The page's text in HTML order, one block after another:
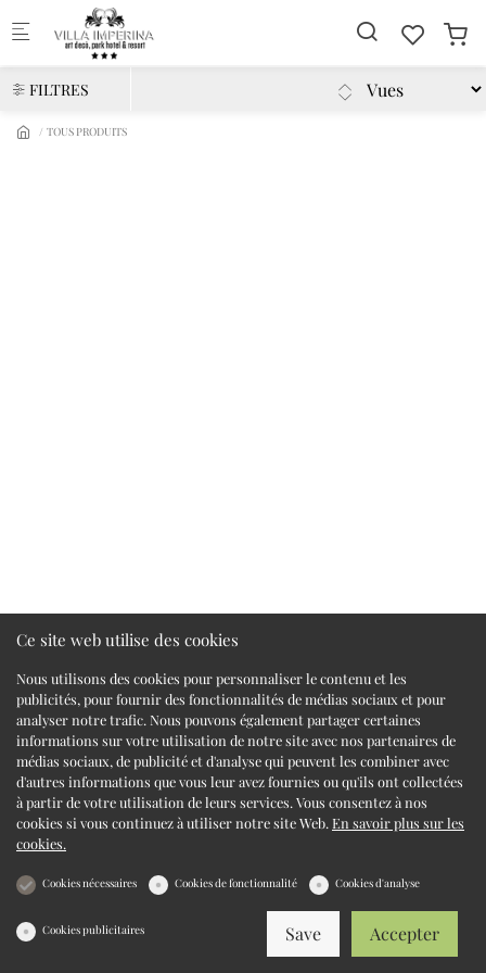
Skip to main content
FILTRES
TOUS PRODUITS
Ce site web utilise des cookies
Nous utilisons des cookies pour personnaliser le contenu et les
publicités, pour fournir des fonctionnalités de médias sociaux et pour
analyser notre trafic. Nous pouvons également partager certaines
informations sur votre utilisation de notre site avec nos partenaires de
médias sociaux, de publicité et d'analyse qui peuvent les combiner avec
d'autres informations que vous leur avez fournies ou qu'ils ont collectées
à partir de votre utilisation de leurs services. Vous consentez à nos
cookies si vous continuez à utiliser notre site Web. En savoir plus sur les
cookies.
Cookies nécessaires Cookies de fonctionnalité Cookies d'analyse
Cookies publicitaires Accepter
Save